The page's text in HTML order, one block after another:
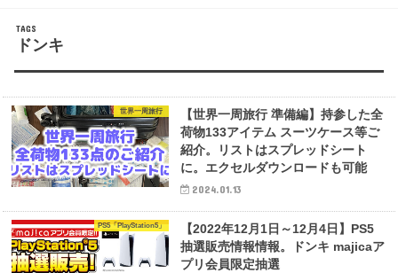
ドンキ
世界一周旅行
【世界一周旅行 準備編】持参した全
荷物133アイテム スーツケース等ご
紹介。リストはスプレッドシート
に。エクセルダウンロードも可能
2024.01.13
PS5「PlayStation5」
【2022年12月1日～12月4日】PS5
抽選販売情報情報。ドンキ majicaア
プリ会員限定抽選